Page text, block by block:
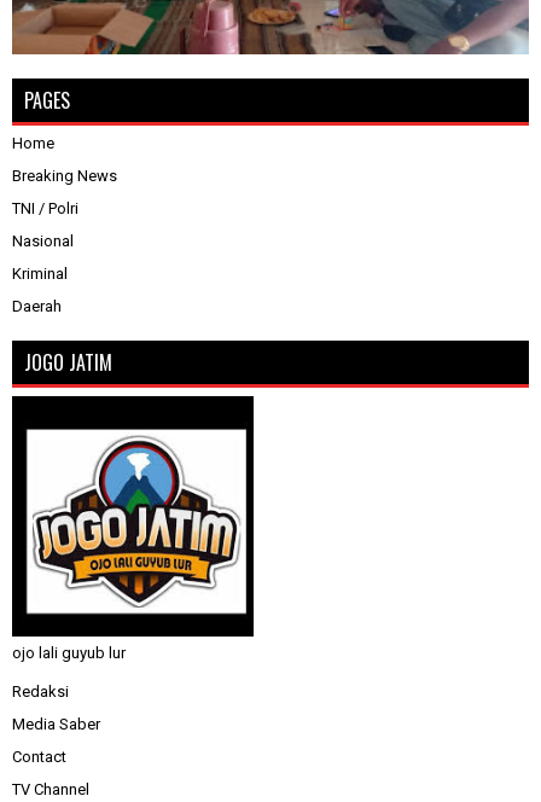
PAGES
Home
Breaking News
TNI / Polri
Nasional
Kriminal
Daerah
JOGO JATIM
ojo lali guyub lur
Redaksi
Media Saber
Contact
TV Channel